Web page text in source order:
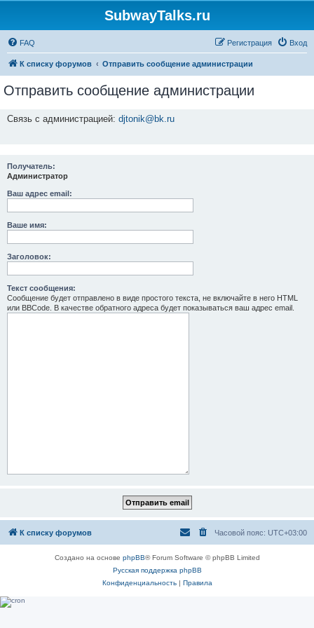
SubwayTalks.ru
FAQ Вход
Регистрация
К списку форумов Отправить сообщение администрации
Отправить сообщение администрации
Связь с администрацией: djtonik@bk.ru
Получатель:
Администратор
Ваш адрес email:
Ваше имя:
Заголовок:
Текст сообщения:
Сообщение будет отправлено в виде простого текста, не включайте в него HTML
или BBCode. В качестве обратного адреса будет показываться ваш адрес email.
К списку форумов Часовой пояс: UTC+03:00
Создано на основе phpBB® Forum Software © phpBB Limited
Русская поддержка phpBB
Конфиденциальность| Правила